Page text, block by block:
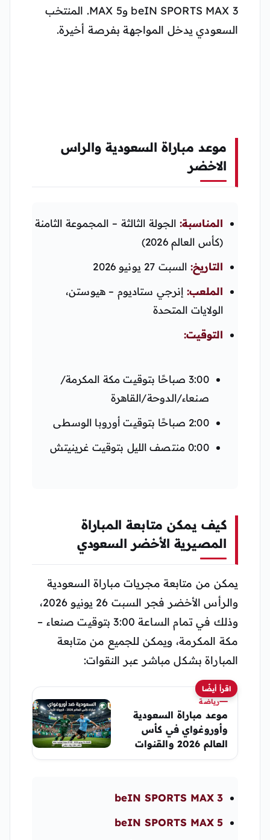
beIN SPORTS MAX 3 وMAX 5. المنتخب
السعودي يدخل المواجهة بفرصة أخيرة.
موعد مباراة السعودية والراس
الاخضر
المناسبة: الجولة الثالثة – المجموعة الثامنة
(كأس العالم 2026)
التاريخ: السبت 27 يونيو 2026
الملعب: إنرجي ستاديوم – هيوستن،
الولايات المتحدة
التوقيت:
3:00 صباحًا بتوقيت مكة المكرمة/
صنعاء/الدوحة/القاهرة
2:00 صباحًا بتوقيت أوروبا الوسطى
0:00 منتصف الليل بتوقيت غرينيتش
كيف يمكن متابعة المباراة
المصيرية الأخضر السعودي
يمكن من متابعة مجريات مباراة السعودية
والرأس الأخضر فجر السبت 26 يونيو 2026،
وذلك في تمام الساعة 3:00 بتوقيت صنعاء –
مكة المكرمة، ويمكن للجميع من متابعة
المباراة بشكل مباشر عبر النقوات:
اقرأ أيضًا
رياضة
موعد مباراة السعودية
وأوروغواي في كأس
العالم 2026 والقنوات
الناقلة
beIN SPORTS MAX 3
beIN SPORTS MAX 5